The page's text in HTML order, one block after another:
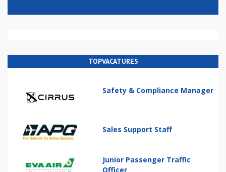
TOPVACATURES
Safety & Compliance Manager
Sales Support Staff
Junior Passenger Traffic
Officer